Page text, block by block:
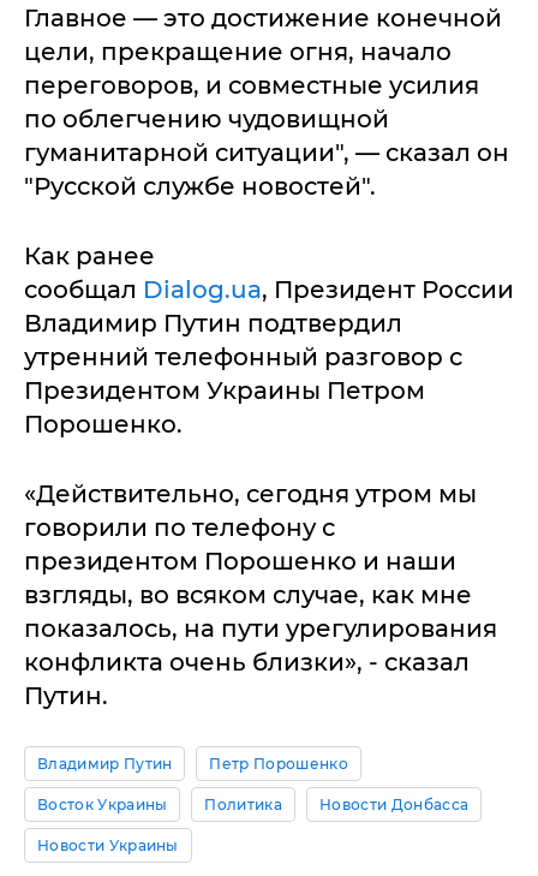
Главное — это достижение конечной
цели, прекращение огня, начало
переговоров, и совместные усилия
по облегчению чудовищной
гуманитарной ситуации", — сказал он
"Русской службе новостей".
Как ранее
сообщал Dialog.ua, Президент России
Владимир Путин подтвердил
утренний телефонный разговор с
Президентом Украины Петром
Порошенко.
«Действительно, сегодня утром мы
говорили по телефону с
президентом Порошенко и наши
взгляды, во всяком случае, как мне
показалось, на пути урегулирования
конфликта очень близки», - сказал
Путин.
Владимир Путин Петр Порошенко
Восток Украины Политика Новости Донбасса
Новости Украины